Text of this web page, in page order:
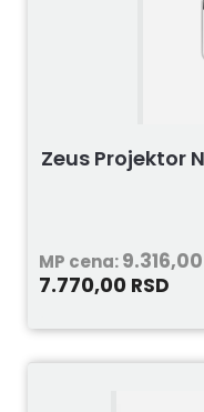
Zeus Projektor
MP cena:9.316,00
7.770,00 RSD